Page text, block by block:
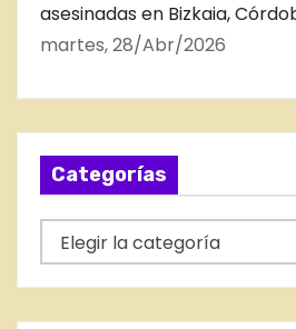
asesinadas en Bizkaia,
martes, 28/Abr/2026
Categorías
a
t